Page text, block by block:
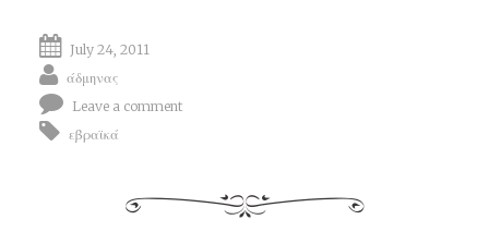
July 24, 2011
άδμηνας
Leave a comment
εβραϊκά